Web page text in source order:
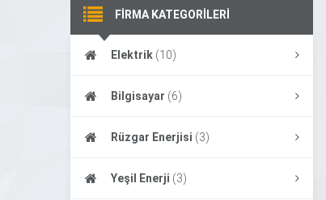
FİRMA KATEGORİLERİ
Elektrik (10)
Bilgisayar (6)
Rüzgar Enerjisi (3)
Yeşil Enerji (3)